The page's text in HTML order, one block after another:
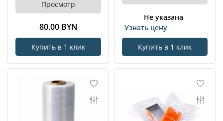
Просмотр
80.00 BYN
Купить в 1 клик
Не указана
Узнать цену
Купить в 1 клик